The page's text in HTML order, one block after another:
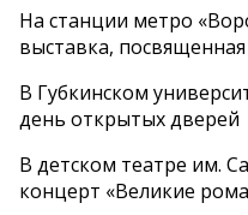
На станции метро
выставка,
В Губкинском
день открытых дверей
В детском театре им.
концерт «Великие